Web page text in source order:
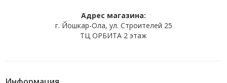
Адрес магазина:
г. Йошкар-Ола, ул. Строителей 25
ТЦ ОРБИТА 2 этаж